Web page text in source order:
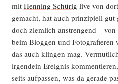
mit Hen­ning Schü­rig live von
gemacht, hat auch prin­zi­pi­ell
doch ziem­lich anstren­gend –
beim Blog­gen und Foto­gra­fie­ren
das auch klin­gen mag.
irgend­ein Ereig­nis
seits auf­pas­sen, was da gera­de